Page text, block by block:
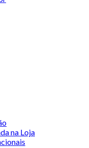
na Loja